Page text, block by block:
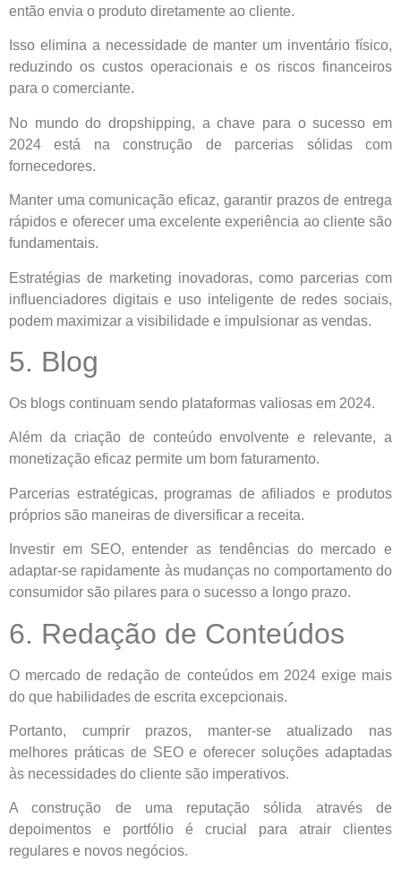
então envia o produto diretamente ao cliente.
Isso elimina a necessidade de manter um inventário físico,
reduzindo os custos operacionais e os riscos financeiros
para o comerciante.
No mundo do dropshipping, a chave para o sucesso em
2024 está na construção de parcerias sólidas com
fornecedores.
Manter uma comunicação eficaz, garantir prazos de entrega
rápidos e oferecer uma excelente experiência ao cliente são
fundamentais.
Estratégias de marketing inovadoras, como parcerias com
influenciadores digitais e uso inteligente de redes sociais,
podem maximizar a visibilidade e impulsionar as vendas.
5. Blog
Os blogs continuam sendo plataformas valiosas em 2024.
Além da criação de conteúdo envolvente e relevante, a
monetização eficaz permite um bom faturamento.
Parcerias estratégicas, programas de afiliados e produtos
próprios são maneiras de diversificar a receita.
Investir em SEO, entender as tendências do mercado e
adaptar-se rapidamente às mudanças no comportamento do
consumidor são pilares para o sucesso a longo prazo.
6. Redação de Conteúdos
O mercado de redação de conteúdos em 2024 exige mais
do que habilidades de escrita excepcionais.
Portanto, cumprir prazos, manter-se atualizado nas
melhores práticas de SEO e oferecer soluções adaptadas
às necessidades do cliente são imperativos.
A construção de uma reputação sólida através de
depoimentos e portfólio é crucial para atrair clientes
regulares e novos negócios.